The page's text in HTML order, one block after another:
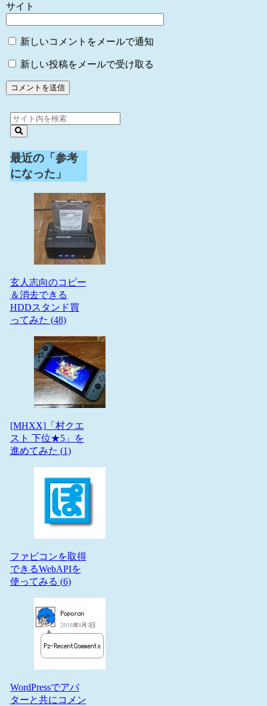
サイト
新しいコメントをメールで通知
新しい投稿をメールで受け取る
最近の「参考
になった」
玄人志向のコピー
＆消去できる
HDDスタンド買
ってみた (48)
[MHXX]「村クエ
スト 下位★5」を
進めてみた (1)
ファビコンを取得
できるWebAPIを
使ってみる (6)
WordPressでアバ
ターと共にコメン